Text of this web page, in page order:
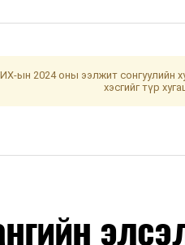
ын 2024 оны ээлжит сонгуулийн
хэсгийг түр